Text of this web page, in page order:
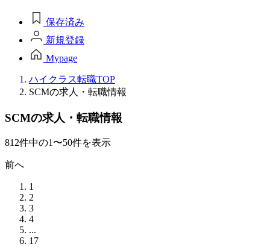
保存済み
新規登録
Mypage
ハイクラス転職TOP
SCMの求人・転職情報
SCMの求人・転職情報
812件中の1〜50件を表示
前へ
1
2
3
4
...
17